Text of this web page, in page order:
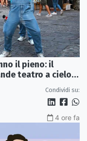
il pieno: il
teatro a cielo
Condividi su:
4 ore fa